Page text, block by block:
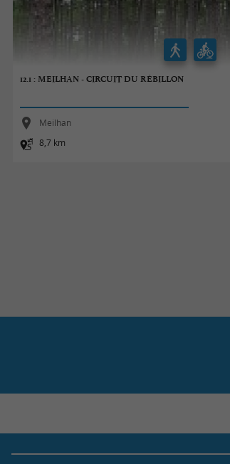
12.1 : MEILHAN - CIRCUIT DU RÉBILLON
Meilhan
8,7 km